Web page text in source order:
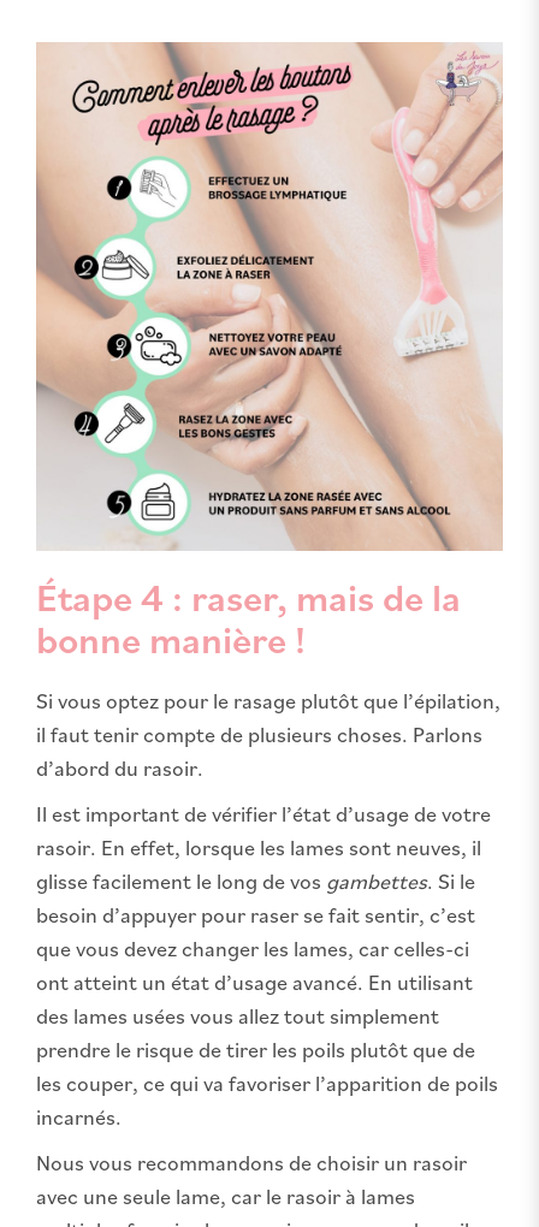
Étape 4 : raser, mais de la
bonne manière !
Si vous optez pour le rasage plutôt que l’épilation,
il faut tenir compte de plusieurs choses. Parlons
d’abord du rasoir.
Il est important de vérifier l’état d’usage de votre
rasoir. En effet, lorsque les lames sont neuves, il
glisse facilement le long de vos gambettes. Si le
besoin d’appuyer pour raser se fait sentir, c’est
que vous devez changer les lames, car celles-ci
ont atteint un état d’usage avancé. En utilisant
des lames usées vous allez tout simplement
prendre le risque de tirer les poils plutôt que de
les couper, ce qui va favoriser l’apparition de poils
incarnés.
Nous vous recommandons de choisir un rasoir
avec une seule lame, car le rasoir à lames